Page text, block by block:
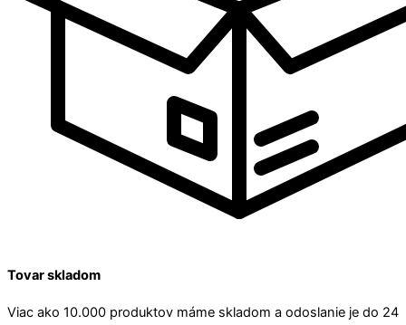
Tovar skladom
Viac ako 10.000 produktov máme skladom a odoslanie je do 24